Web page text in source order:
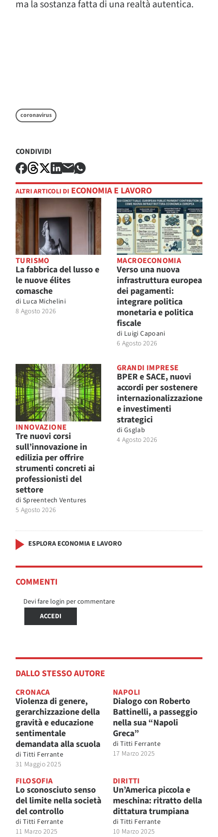
ma la sostanza fatta di una realtà autentica.
coronavirus
CONDIVIDI
ALTRI ARTICOLI DI ECONOMIA E LAVORO
TURISMO
La fabbrica del lusso e
le nuove élites
comasche
di Luca Michelini
8 Agosto 2026
MACROECONOMIA
Verso una nuova
infrastruttura europea
dei pagamenti:
integrare politica
monetaria e politica
fiscale
di Luigi Capoani
6 Agosto 2026
INNOVAZIONE
Tre nuovi corsi
sull’innovazione in
edilizia per offrire
strumenti concreti ai
professionisti del
settore
di Spreentech Ventures
5 Agosto 2026
GRANDI IMPRESE
BPER e SACE, nuovi
accordi per sostenere
internazionalizzazione
e investimenti
strategici
di Gsglab
4 Agosto 2026
ESPLORA ECONOMIA E LAVORO
COMMENTI
Devi fare login per commentare
ACCEDI
DALLO STESSO AUTORE
CRONACA
Violenza di genere,
gerarchizzazione della
gravità e educazione
sentimentale
demandata alla scuola
di Titti Ferrante
31 Maggio 2025
NAPOLI
Dialogo con Roberto
Battinelli, a passeggio
nella sua “Napoli
Greca”
di Titti Ferrante
17 Marzo 2025
FILOSOFIA
Lo sconosciuto senso
del limite nella società
del controllo
di Titti Ferrante
11 Marzo 2025
DIRITTI
Un’America piccola e
meschina: ritratto della
dittatura trumpiana
di Titti Ferrante
10 Marzo 2025